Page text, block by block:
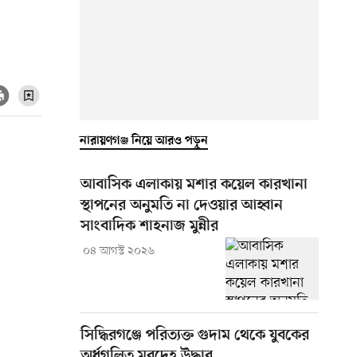
নারায়ণগঞ্জ নিয়ে আরও পড়ুন
আবাসিক এলাকায় মশার কয়েল কারখানা
স্থাপনের অনুমতি না দেওয়ার আহ্বান
সাংবাদিক শাহনাজ মুন্নীর
০৪ আগস্ট ২০২৬
সিদ্ধিরগঞ্জে পরিত্যক্ত গুদাম থেকে যুবকের